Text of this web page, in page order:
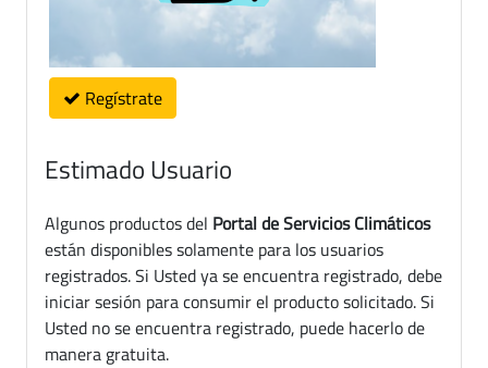
Regístrate
Estimado Usuario
Algunos productos del Portal de Servicios Climáticos
están disponibles solamente para los usuarios
registrados. Si Usted ya se encuentra registrado, debe
iniciar sesión para consumir el producto solicitado. Si
Usted no se encuentra registrado, puede hacerlo de
manera gratuita.